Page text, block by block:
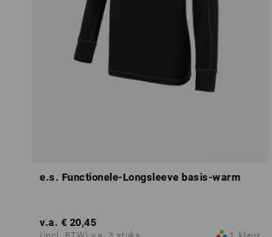
e.s. Functionele-Longsleeve basis-warm
v.a. € 20,45